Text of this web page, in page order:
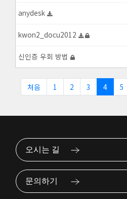
anydesk
kwon2_docu2012
신인증 우회 방법
처음 1 2 3 4 5
오시는 길
문의하기